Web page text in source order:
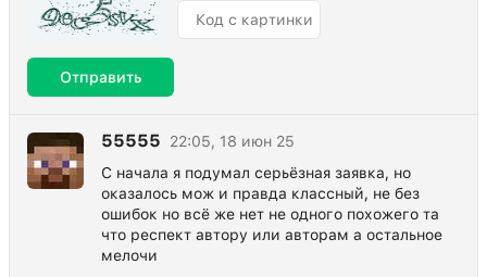
Отправить
55555
22:05, 18 июн 25
С начала я подумал серьёзная заявка, но
оказалось мож и правда классный, не без
ошибок но всё же нет не одного похожего та
что респект автору или авторам а остальное
мелочи